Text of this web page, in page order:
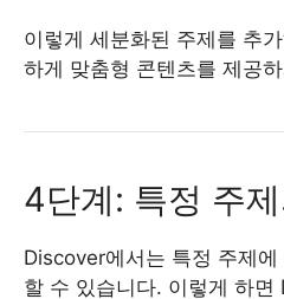
이렇게 세분화된 주제를 추
하게 맞춤형 콘텐츠를 제공
4단계: 특정 주
Discover에서는 특정 주제
할 수 있습니다. 이렇게 하